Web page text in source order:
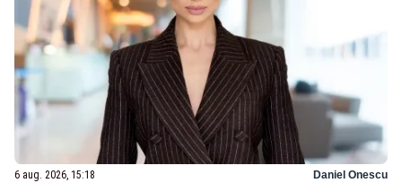
6 aug. 2026, 15:18 Daniel Onescu